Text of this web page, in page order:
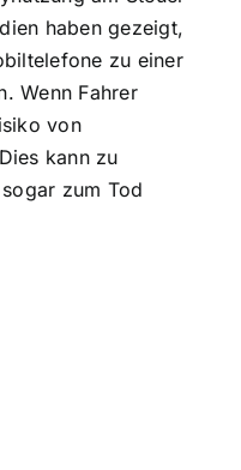
haben gezeigt,
zu einer
Wenn Fahrer
von
kann zu
zum Tod